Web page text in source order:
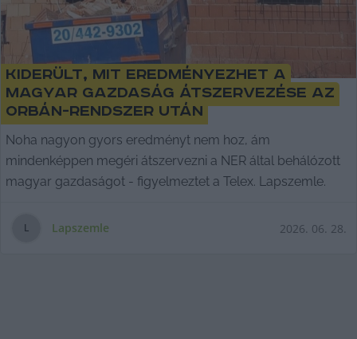
Kiderült, mit eredményezhet a
magyar gazdaság átszervezése az
Orbán-rendszer után
Noha nagyon gyors eredményt nem hoz, ám
mindenképpen megéri átszervezni a NER által behálózott
magyar gazdaságot - figyelmeztet a Telex. Lapszemle.
L Lapszemle 2026. 06. 28.